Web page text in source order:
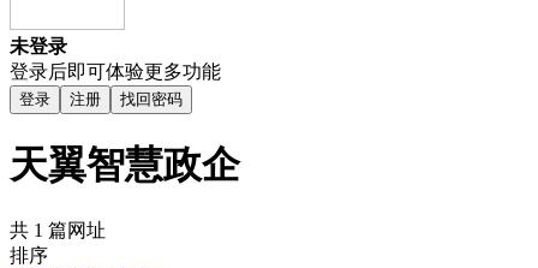
未登录
登录后即可体验更多功能
登录 注册 找回密码
天翼智慧政企
共 1 篇网址
排序